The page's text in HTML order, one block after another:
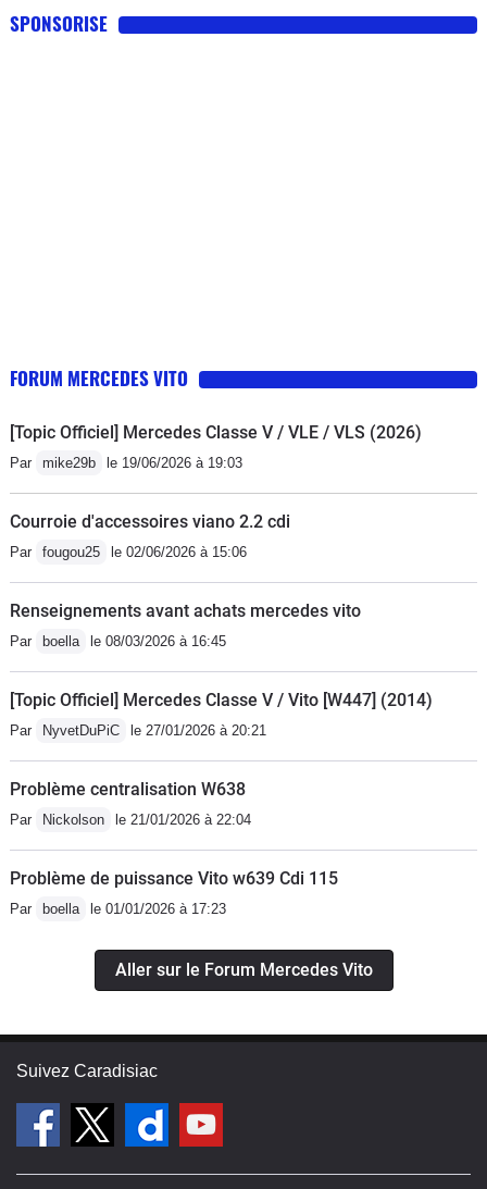
SPONSORISE
FORUM MERCEDES VITO
[Topic Officiel] Mercedes Classe V / VLE / VLS (2026)
Par mike29b le 19/06/2026 à 19:03
Courroie d'accessoires viano 2.2 cdi
Par fougou25 le 02/06/2026 à 15:06
Renseignements avant achats mercedes vito
Par boella le 08/03/2026 à 16:45
[Topic Officiel] Mercedes Classe V / Vito [W447] (2014)
Par NyvetDuPiC le 27/01/2026 à 20:21
Problème centralisation W638
Par Nickolson le 21/01/2026 à 22:04
Problème de puissance Vito w639 Cdi 115
Par boella le 01/01/2026 à 17:23
Aller sur le Forum Mercedes Vito
Suivez Caradisiac